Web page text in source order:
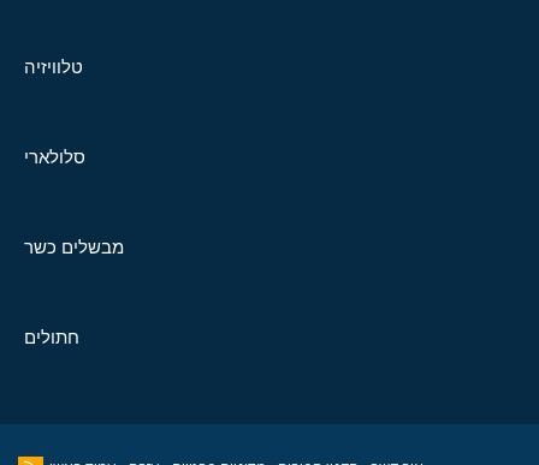
טלוויזיה
סלולארי
מבשלים כשר
חתולים